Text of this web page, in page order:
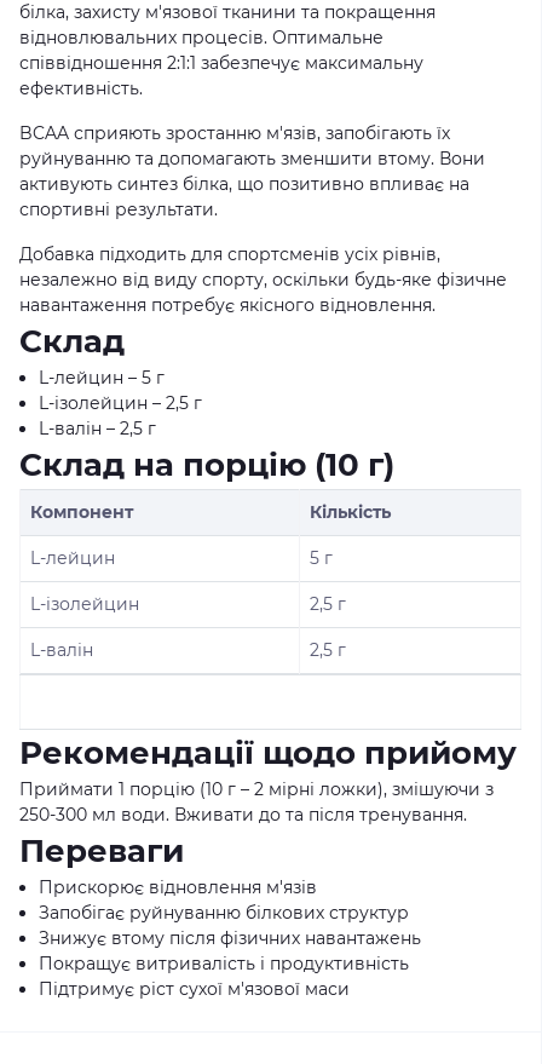
білка, захисту м'язової тканини та покращення
відновлювальних процесів. Оптимальне
співвідношення 2:1:1 забезпечує максимальну
ефективність.
BCAA сприяють зростанню м'язів, запобігають їх
руйнуванню та допомагають зменшити втому. Вони
активують синтез білка, що позитивно впливає на
спортивні результати.
Добавка підходить для спортсменів усіх рівнів,
незалежно від виду спорту, оскільки будь-яке фізичне
навантаження потребує якісного відновлення.
Склад
L-лейцин – 5 г
L-ізолейцин – 2,5 г
L-валін – 2,5 г
Склад на порцію (10 г)
Компонент Кількість
L-лейцин 5 г
L-ізолейцин 2,5 г
L-валін 2,5 г
Рекомендації щодо прийому
Приймати 1 порцію (10 г – 2 мірні ложки), змішуючи з
250-300 мл води. Вживати до та після тренування.
Переваги
Прискорює відновлення м'язів
Запобігає руйнуванню білкових структур
Знижує втому після фізичних навантажень
Покращує витривалість і продуктивність
Підтримує ріст сухої м'язової маси